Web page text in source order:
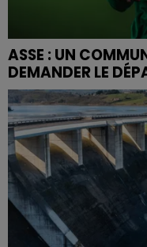
ASSE : UN
DEMANDER LE